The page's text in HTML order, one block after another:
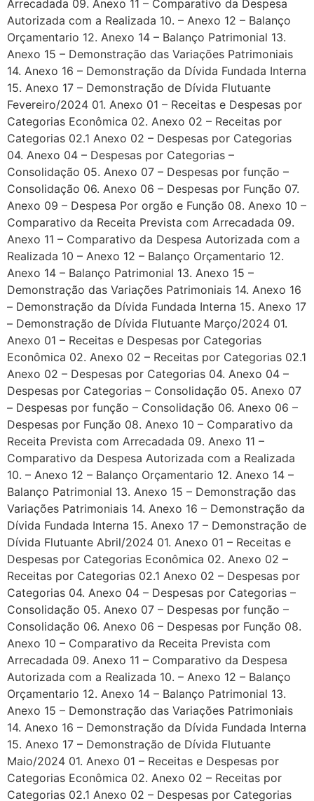
Arrecadada 09. Anexo 11 – Comparativo da Despesa
Autorizada com a Realizada 10. – Anexo 12 – Balanço
Orçamentario 12. Anexo 14 – Balanço Patrimonial 13.
Anexo 15 – Demonstração das Variações Patrimoniais
14. Anexo 16 – Demonstração da Dívida Fundada Interna
15. Anexo 17 – Demonstração de Dívida Flutuante
Fevereiro/2024 01. Anexo 01 – Receitas e Despesas por
Categorias Econômica 02. Anexo 02 – Receitas por
Categorias 02.1 Anexo 02 – Despesas por Categorias
04. Anexo 04 – Despesas por Categorias –
Consolidação 05. Anexo 07 – Despesas por função –
Consolidação 06. Anexo 06 – Despesas por Função 07.
Anexo 09 – Despesa Por orgão e Função 08. Anexo 10 –
Comparativo da Receita Prevista com Arrecadada 09.
Anexo 11 – Comparativo da Despesa Autorizada com a
Realizada 10 – Anexo 12 – Balanço Orçamentario 12.
Anexo 14 – Balanço Patrimonial 13. Anexo 15 –
Demonstração das Variações Patrimoniais 14. Anexo 16
– Demonstração da Dívida Fundada Interna 15. Anexo 17
– Demonstração de Dívida Flutuante Março/2024 01.
Anexo 01 – Receitas e Despesas por Categorias
Econômica 02. Anexo 02 – Receitas por Categorias 02.1
Anexo 02 – Despesas por Categorias 04. Anexo 04 –
Despesas por Categorias – Consolidação 05. Anexo 07
– Despesas por função – Consolidação 06. Anexo 06 –
Despesas por Função 08. Anexo 10 – Comparativo da
Receita Prevista com Arrecadada 09. Anexo 11 –
Comparativo da Despesa Autorizada com a Realizada
10. – Anexo 12 – Balanço Orçamentario 12. Anexo 14 –
Balanço Patrimonial 13. Anexo 15 – Demonstração das
Variações Patrimoniais 14. Anexo 16 – Demonstração da
Dívida Fundada Interna 15. Anexo 17 – Demonstração de
Dívida Flutuante Abril/2024 01. Anexo 01 – Receitas e
Despesas por Categorias Econômica 02. Anexo 02 –
Receitas por Categorias 02.1 Anexo 02 – Despesas por
Categorias 04. Anexo 04 – Despesas por Categorias –
Consolidação 05. Anexo 07 – Despesas por função –
Consolidação 06. Anexo 06 – Despesas por Função 08.
Anexo 10 – Comparativo da Receita Prevista com
Arrecadada 09. Anexo 11 – Comparativo da Despesa
Autorizada com a Realizada 10. – Anexo 12 – Balanço
Orçamentario 12. Anexo 14 – Balanço Patrimonial 13.
Anexo 15 – Demonstração das Variações Patrimoniais
14. Anexo 16 – Demonstração da Dívida Fundada Interna
15. Anexo 17 – Demonstração de Dívida Flutuante
Maio/2024 01. Anexo 01 – Receitas e Despesas por
Categorias Econômica 02. Anexo 02 – Receitas por
Categorias 02.1 Anexo 02 – Despesas por Categorias